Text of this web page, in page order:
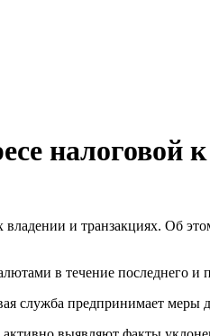
налоговой
и транзакциях. Об
в течение последнего и
служба предпринимает меры